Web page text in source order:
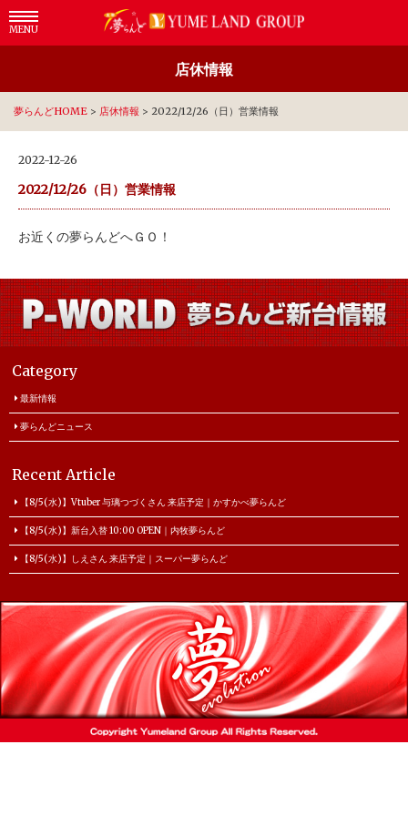
MENU
店休情報
夢らんどHOME > 店休情報 > 2022/12/26（日）営業情報
2022-12-26
2022/12/26（日）営業情報
お近くの夢らんどへＧＯ！
Category
最新情報
夢らんどニュース
Recent Article
【8/5(水)】Vtuber 与璃つづくさん 来店予定｜かすかべ夢らんど
【8/5(水)】新台入替 10:00 OPEN｜内牧夢らんど
【8/5(水)】しえさん 来店予定｜スーパー夢らんど